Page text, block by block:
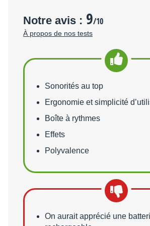
Notre avis : 9/10
À propos de nos tests
Points forts
Sonorités au top
Ergonomie et simplicité
Boîte à rythmes
Effets
Polyvalence
Points faibles
On aurait apprécié une